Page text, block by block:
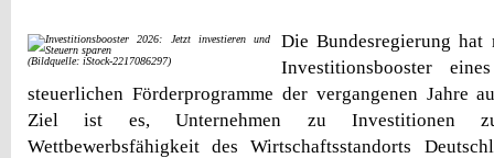
(Bildquelle: iStock-2217086297)
Die Bundesregierung hat
Investitionsbooster
steuerlichen Förderprogramme der vergangenen Jahre
Ziel ist es, Unternehmen zu Investitionen
Wettbewerbsfähigkeit des Wirtschaftsstandorts